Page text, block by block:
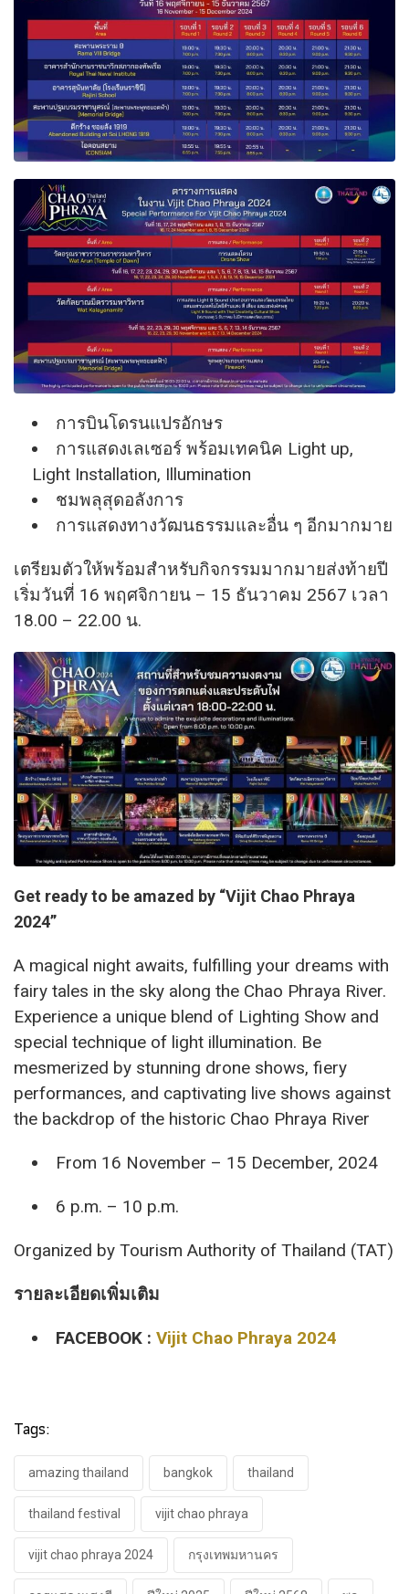
การบินโดรนแปรอักษร
การแสดงเลเซอร์ พร้อมเทคนิค Light up,
Light Installation, Illumination
ชมพลุสุดอลังการ
การแสดงทางวัฒนธรรมและอื่น ๆ อีกมากมาย
เตรียมตัวให้พร้อมสำหรับกิจกรรมมากมายส่งท้ายปี
เริ่มวันที่ 16 พฤศจิกายน – 15 ธันวาคม 2567 เวลา
18.00 – 22.00 น.
Get ready to be amazed by “Vijit Chao Phraya
2024”
A magical night awaits, fulfilling your dreams with
fairy tales in the sky along the Chao Phraya River.
Experience a unique blend of Lighting Show and
special technique of light illumination. Be
mesmerized by stunning drone shows, fiery
performances, and captivating live shows against
the backdrop of the historic Chao Phraya River
From 16 November – 15 December, 2024
6 p.m. – 10 p.m.
Organized by Tourism Authority of Thailand (TAT)
รายละเอียดเพิ่มเติม
FACEBOOK​ : Vijit Chao Phraya 2024
Tags:
amazing thailand bangkok thailand
thailand festival vijit chao phraya
vijit chao phraya 2024 กรุงเทพมหานคร